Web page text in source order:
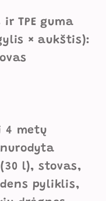
TPE guma
× aukštis):
4 metų
l), stovas,
pyliklis,